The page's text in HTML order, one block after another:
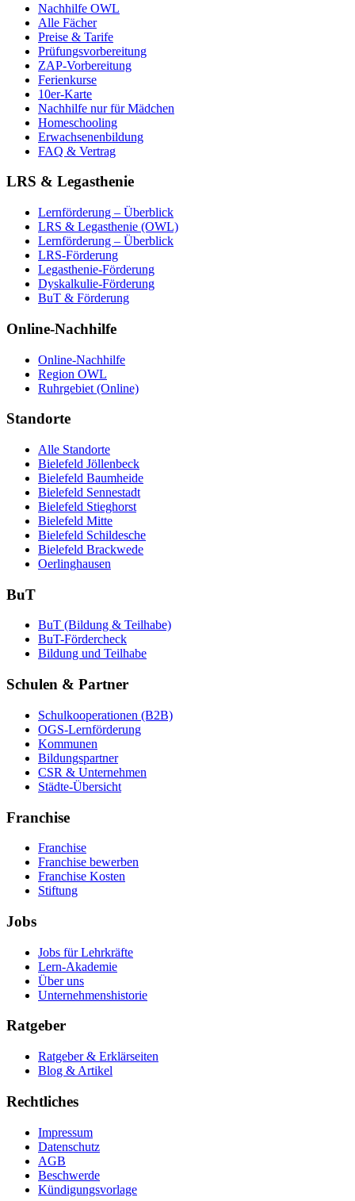
Nachhilfe OWL
Alle Fächer
Preise & Tarife
Prüfungsvorbereitung
ZAP-Vorbereitung
Ferienkurse
10er-Karte
Nachhilfe nur für Mädchen
Homeschooling
Erwachsenenbildung
FAQ & Vertrag
LRS & Legasthenie
Lernförderung – Überblick
LRS & Legasthenie (OWL)
Lernförderung – Überblick
LRS-Förderung
Legasthenie-Förderung
Dyskalkulie-Förderung
BuT & Förderung
Online-Nachhilfe
Online-Nachhilfe
Region OWL
Ruhrgebiet (Online)
Standorte
Alle Standorte
Bielefeld Jöllenbeck
Bielefeld Baumheide
Bielefeld Sennestadt
Bielefeld Stieghorst
Bielefeld Mitte
Bielefeld Schildesche
Bielefeld Brackwede
Oerlinghausen
BuT
BuT (Bildung & Teilhabe)
BuT-Fördercheck
Bildung und Teilhabe
Schulen & Partner
Schulkooperationen (B2B)
OGS-Lernförderung
Kommunen
Bildungspartner
CSR & Unternehmen
Städte-Übersicht
Franchise
Franchise
Franchise bewerben
Franchise Kosten
Stiftung
Jobs
Jobs für Lehrkräfte
Lern-Akademie
Über uns
Unternehmenshistorie
Ratgeber
Ratgeber & Erklärseiten
Blog & Artikel
Rechtliches
Impressum
Datenschutz
AGB
Beschwerde
Kündigungsvorlage